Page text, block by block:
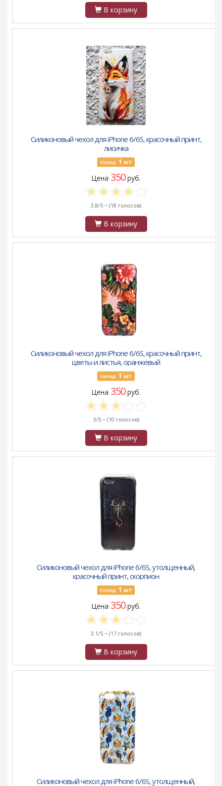
В корзину
Силиконовый чехол для iPhone 6/6S, красочный принт,
лисичка
Склад: 1 шт
Цена 350руб.
3.8/5 ~ (18 голосов)
В корзину
Силиконовый чехол для iPhone 6/6S, красочный принт,
цветы и листья, оранжевый
Склад: 1 шт
Цена 350руб.
3/5 ~ (10 голосов)
В корзину
Силиконовый чехол для iPhone 6/6S, утолщенный,
красочный принт, скорпион
Склад: 1 шт
Цена 350руб.
3.1/5 ~ (17 голосов)
В корзину
Силиконовый чехол для iPhone 6/6S, утолщенный,